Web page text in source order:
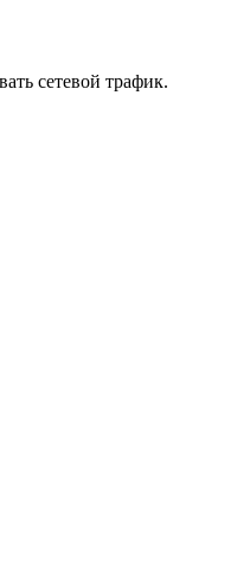
сетевой трафик.